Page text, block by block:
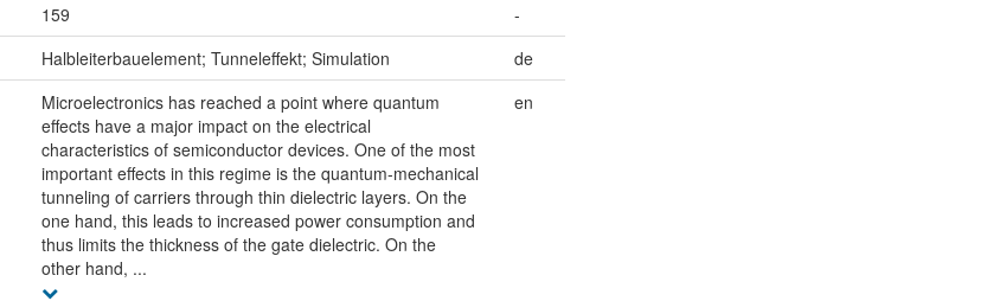
159
-
Halbleiterbauelement; Tunneleffekt; Simulation
de
Microelectronics has reached a point where quantum
effects have a major impact on the electrical
characteristics of semiconductor devices. One of the most
important effects in this regime is the quantum-mechanical
tunneling of carriers through thin dielectric layers. On the
one hand, this leads to increased power consumption and
thus limits the thickness of the gate dielectric. On the
other hand, ...
en